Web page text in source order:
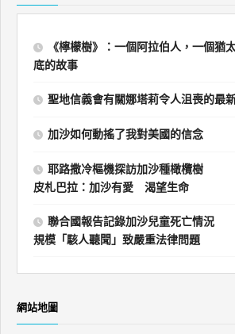
《檸檬樹》：一個阿拉伯人，一個猶
底的故事
聖地信義會有關娜塔莉令人沮喪的最
加沙如何動搖了我對美國的信念
耶路撒冷樞機探訪加沙種橄欖樹
皮札巴拉：加沙有愛 渴望生命
聯合國報告記錄加沙兒童死亡情況
規模「駭人聽聞」致嚴重法律問題
網站地圖